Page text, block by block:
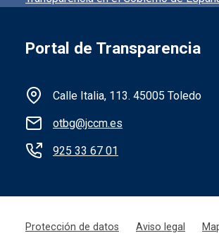
Portal de Transparencia
Información de la
Calle Italia, 113. 45005 Toledo
otbg@jccm.es
925 33 67 01
Protección de datos Aviso legal